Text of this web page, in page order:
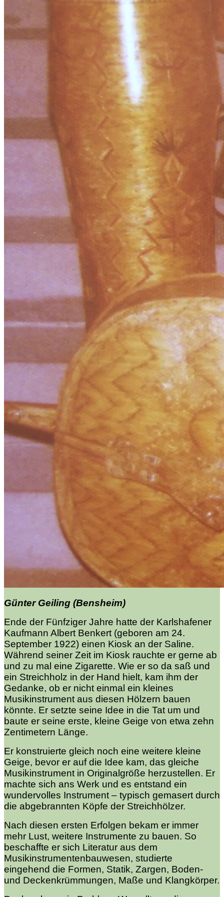
Günter Geiling (Bensheim)
Ende der Fünfziger Jahre hatte der Karlshafener
Kaufmann Albert Benkert (geboren am 24.
September 1922) einen Kiosk an der Saline.
Während seiner Zeit im Kiosk rauchte er gerne ab
und zu mal eine Zigarette. Wie er so da saß und
ein Streichholz in der Hand hielt, kam ihm der
Gedanke, ob er nicht einmal ein kleines
Musikinstrument aus diesen Hölzern bauen
könnte. Er setzte seine Idee in die Tat um und
baute er seine erste, kleine Geige von etwa zehn
Zentimetern Länge.
Er konstruierte gleich noch eine weitere kleine
Geige, bevor er auf die Idee kam, das gleiche
Musikinstrument in Originalgröße herzustellen. Er
machte sich ans Werk und es entstand ein
wundervolles Instrument – typisch gemasert durch
die abgebrannten Köpfe der Streichhölzer.
Nach diesen ersten Erfolgen bekam er immer
mehr Lust, weitere Instrumente zu bauen. So
beschaffte er sich Literatur aus dem
Musikinstrumentenbauwesen, studierte
eingehend die Formen, Statik, Zargen, Boden-
und Deckenkrümmungen, Maße und Klangkörper.